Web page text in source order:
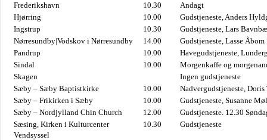
Frederikshavn
10.30
Andagt
Hjørring
10.00
Gudstjeneste, Anders
Ingstrup
10.30
Gudstjeneste, Lars
Nørresundby|Vodskov i Nørresundby
14.00
Gudstjeneste, Lasse Åbom
Pandrup
10.00
Havegudstjeneste,
Sindal
10.00
Morgenkaffe og
Skagen
Ingen gudstjeneste
Sæby – Sæby Baptistkirke
10.00
Nadvergudstjeneste,
Sæby – Frikirken i Sæby
10.00
Gudstjeneste, Susanne
Sæby – Nordjylland Chin Church
12.00
Gudstjeneste. 12.30
Sæsing, Kirken i Kulturcenter
Vendsyssel
10.30 Gudstjeneste